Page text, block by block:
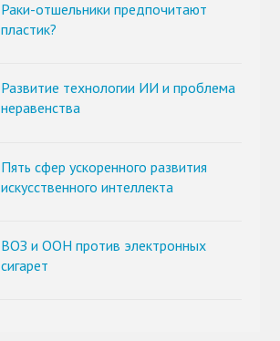
Раки-отшельники предпочитают
пластик?
Развитие технологии ИИ и проблема
неравенства
Пять сфер ускоренного развития
искусственного интеллекта
ВОЗ и ООН против электронных
сигарет